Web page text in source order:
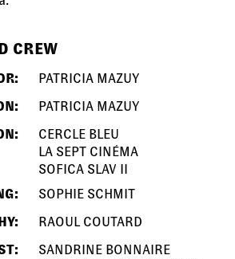
CREW
PATRICIA MAZUY
PATRICIA MAZUY
CERCLE BLEU
LA SEPT CINÉMA
SOFICA SLAV II
SOPHIE SCHMIT
RAOUL COUTARD
SANDRINE BONNAIRE